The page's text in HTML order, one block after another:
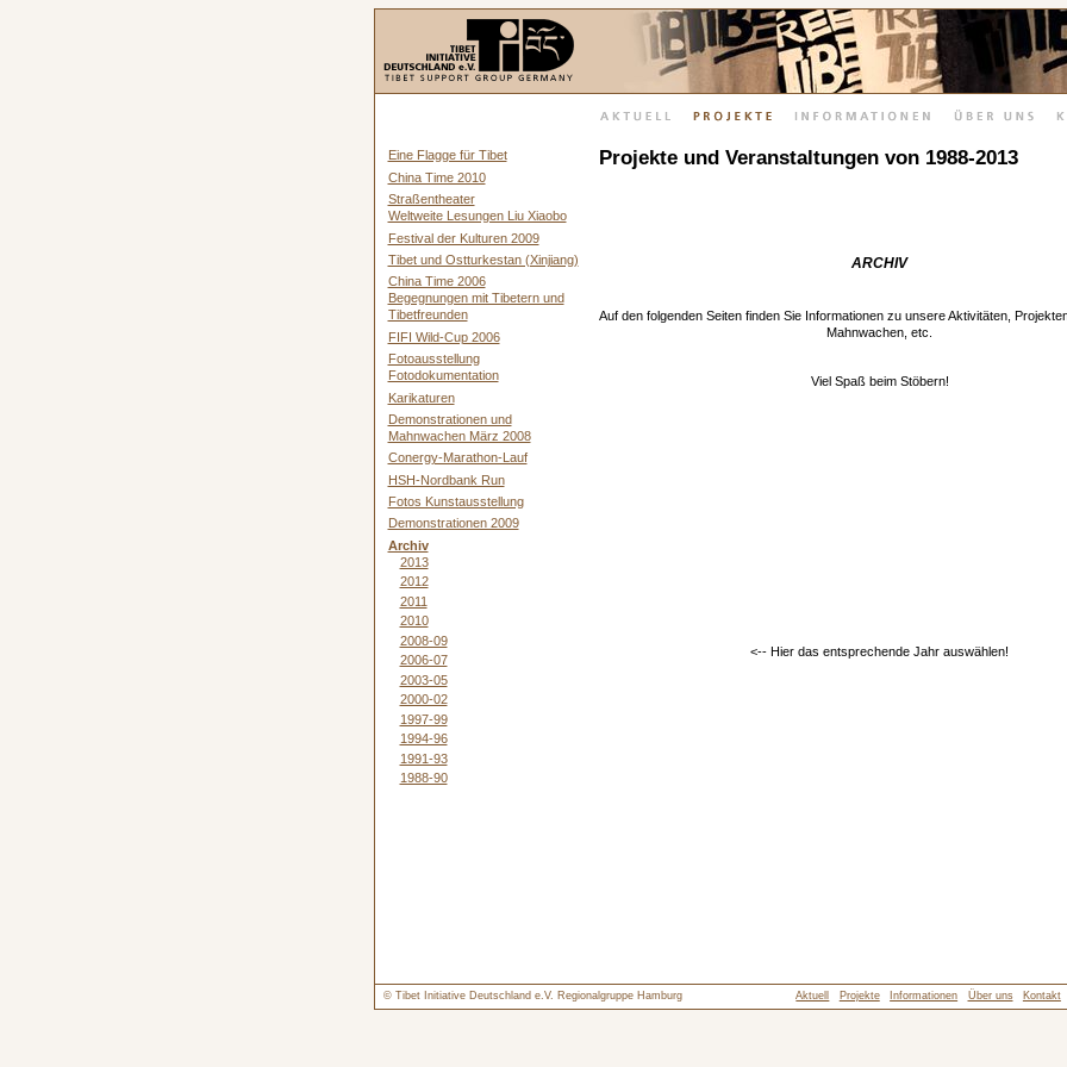
Eine Flagge für Tibet
China Time 2010
Straßentheater
Weltweite Lesungen Liu Xiaobo
Festival der Kulturen 2009
Tibet und Ostturkestan (Xinjiang)
China Time 2006
Begegnungen mit Tibetern und
Tibetfreunden
FIFI Wild-Cup 2006
Fotoausstellung
Fotodokumentation
Karikaturen
Demonstrationen und
Mahnwachen März 2008
Conergy-Marathon-Lauf
HSH-Nordbank Run
Fotos Kunstausstellung
Demonstrationen 2009
Archiv
2013
2012
2011
2010
2008-09
2006-07
2003-05
2000-02
1997-99
1994-96
1991-93
1988-90
Projekte und Veranstaltungen von 1988-2013
ARCHIV
Auf den folgenden Seiten finden Sie Informationen zu unsere Aktivitäten,
Mahnwachen, etc.
Viel Spaß beim Stöbern!
<-- Hier das entsprechende Jahr auswählen!
© Tibet Initiative Deutschland e.V. Regionalgruppe Hamburg Aktuell Projekte Informationen Über uns Kontakt